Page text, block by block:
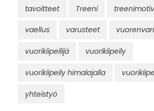
tavoitteet Treeni
vaellus varusteet
vuorikiipeilijä vuorikiipeily
vuorikiipeily himalajalla
yhteistyö